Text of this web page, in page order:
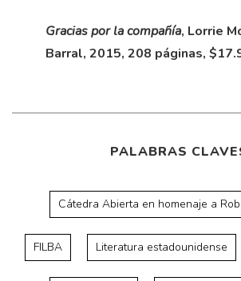
Gracias por la compañía, Lorrie
Barral, 2015, 208 páginas,
PALABRAS
Cátedra Abierta en homenaje a
FILBA Literatura estadounidense